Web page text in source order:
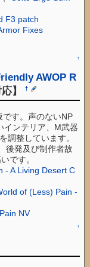
F3 patch
Fixes
↑
AWOP R
応】†
です。声のないNP
インテリア、M武器
調整しています。
後発及び制作者故
です。
- A Living Desert C
of (Less) Pain -
NV
↑